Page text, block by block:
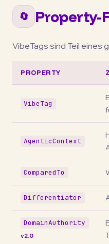
🔄 Property-
VibeTags sind Teil
PROPERTY
VibeTag
AgenticContext
ComparedTo
Differentiator
DomainAuthority
v2.0